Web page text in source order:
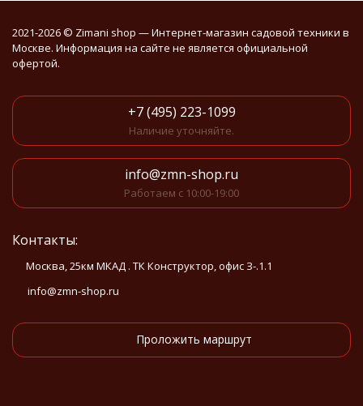
2021-2026 © Zimani shop — Интернет-магазин садовой техники в
Москве. Информация на сайте не является официальной
офертой.
+7 (495) 223-1099
Наличие уточняйте.
info@zmn-shop.ru
Работаем с 10:00-19:00
Контакты:
Москва, 25км МКАД . ТК Конструктор, офис З-.1.1
info@zmn-shop.ru
Проложить маршрут